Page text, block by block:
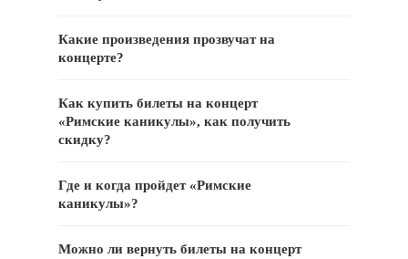
Какие произведения прозвучат на
концерте?
Как купить билеты на концерт
«Римские каникулы», как получить
скидку?
Где и когда пройдет «Римские
каникулы»?
Можно ли вернуть билеты на концерт